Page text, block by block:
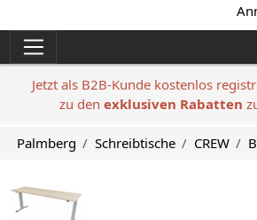
Jetzt als B2B-Kunde kostenlos
zu den exklusiven Rabatten
Palmberg Schreibtische CREW